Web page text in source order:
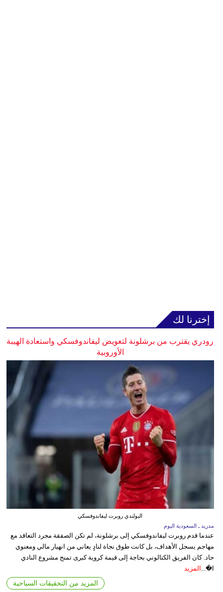
إخترنا لك
رودري يقترب من برشلونة لتعويض ليفاندوفسكي واستعادة الهيبة
الأوروبية
البولندي روبرت ليفاندوفسكي
مدريد ـ السعودية اليوم
عندما قدم روبرت ليفاندوفسكي إلى برشلونة، لم تكن الصفقة مجرد التعاقد مع
مهاجم يسجل الأهداف، بل كانت طوق نجاة لنادٍ يعاني من انهيار مالي ومعنوي
حاد. كان الفريق الكتالوني بحاجة إلى قيمة كروية كبرى تمنح مشروع النادي
ا�... المزيد
المزيد من التحقيقات السياحية